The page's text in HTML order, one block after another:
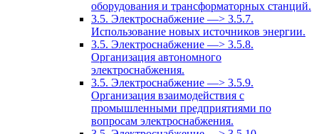
оборудования и трансформаторных станций.
3.5. Электроснабжение —> 3.5.7.
Использование новых источников энергии.
3.5. Электроснабжение —> 3.5.8.
Организация автономного
электроснабжения.
3.5. Электроснабжение —> 3.5.9.
Организация взаимодействия с
промышленными предприятиями по
вопросам электроснабжения.